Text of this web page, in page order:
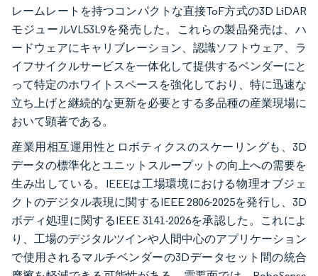
レームレートを持つコンパクトな直接ToF方式の3D LiDAR
モジュールVL53L9を発売した。これらの製品発売は、ハ
ードウェアにキャリブレーション、認識ソフトウェア、ラ
イフサイクルサービスを一体化して提供するベンダーにと
って特定のホワイトスペースを強化しており、特に迅速な
立ち上げと継続的な更新を必要とする多品種の産業現場に
おいて顕著である。
産業用相互運用性とロボティクスのスケーリングも、3D
データの標準化とユニットスループットの向上への需要を
生み出している。IEEEは工場環境における物理オブジェ
クトのデジタル表現に関するIEEE 2806-2025を発行し、3D
ボディ処理に関するIEEE 3141-2026を承認した。これによ
り、工場のデジタルツインや人間中心のアプリケーション
で使用されるマルチベンダーの3Dデータセット間の統合